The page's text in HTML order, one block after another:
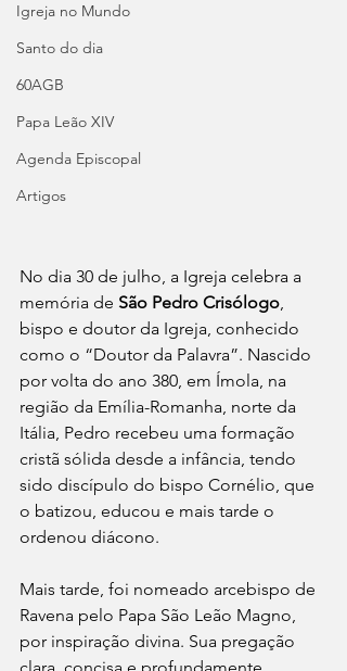
Igreja no Mundo
Santo do dia
60AGB
Papa Leão XIV
Agenda Episcopal
Artigos
No dia 30 de julho, a Igreja celebra a
memória de São Pedro Crisólogo,
bispo e doutor da Igreja, conhecido
como o “Doutor da Palavra”. Nascido
por volta do ano 380, em Ímola, na
região da Emília-Romanha, norte da
Itália, Pedro recebeu uma formação
cristã sólida desde a infância, tendo
sido discípulo do bispo Cornélio, que
o batizou, educou e mais tarde o
ordenou diácono.
Mais tarde, foi nomeado arcebispo de
Ravena pelo Papa São Leão Magno,
por inspiração divina. Sua pregação